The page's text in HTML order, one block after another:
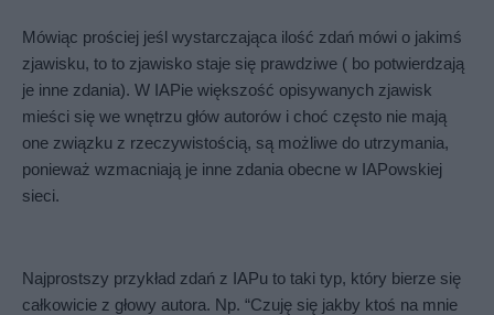
Mówiąc prościej jeśl wystarczająca ilość zdań mówi o jakimś
zjawisku, to to zjawisko staje się prawdziwe ( bo potwierdzają
je inne zdania). W IAPie większość opisywanych zjawisk
mieści się we wnętrzu głów autorów i choć często nie mają
one związku z rzeczywistością, są możliwe do utrzymania,
ponieważ wzmacniają je inne zdania obecne w IAPowskiej
sieci.
Najprostszy przykład zdań z IAPu to taki typ, który bierze się
całkowicie z głowy autora. Np. “Czuję się jakby ktoś na mnie